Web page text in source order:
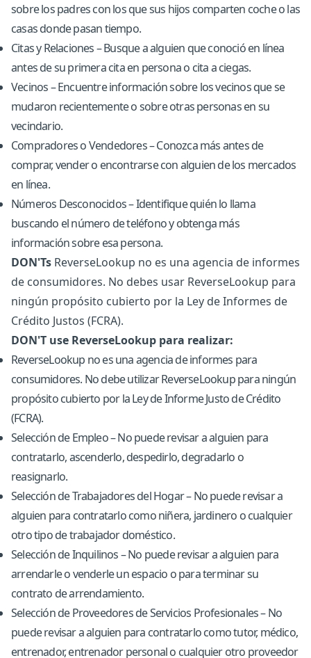
sobre los padres con los que sus hijos comparten coche o las
casas donde pasan tiempo.
Citas y Relaciones – Busque a alguien que conoció en línea
antes de su primera cita en persona o cita a ciegas.
Vecinos – Encuentre información sobre los vecinos que se
mudaron recientemente o sobre otras personas en su
vecindario.
Compradores o Vendedores – Conozca más antes de
comprar, vender o encontrarse con alguien de los mercados
en línea.
Números Desconocidos – Identifique quién lo llama
buscando el número de teléfono y obtenga más
información sobre esa persona.
DON'Ts ReverseLookup no es una agencia de informes
de consumidores. No debes usar ReverseLookup para
ningún propósito cubierto por la Ley de Informes de
Crédito Justos (FCRA).
DON'T use ReverseLookup para realizar:
ReverseLookup no es una agencia de informes para
consumidores. No debe utilizar ReverseLookup para ningún
propósito cubierto por la Ley de Informe Justo de Crédito
(FCRA).
Selección de Empleo – No puede revisar a alguien para
contratarlo, ascenderlo, despedirlo, degradarlo o
reasignarlo.
Selección de Trabajadores del Hogar – No puede revisar a
alguien para contratarlo como niñera, jardinero o cualquier
otro tipo de trabajador doméstico.
Selección de Inquilinos – No puede revisar a alguien para
arrendarle o venderle un espacio o para terminar su
contrato de arrendamiento.
Selección de Proveedores de Servicios Profesionales – No
puede revisar a alguien para contratarlo como tutor, médico,
entrenador, entrenador personal o cualquier otro proveedor